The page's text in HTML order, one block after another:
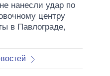
нанесли удар по
центру
в Павлограде,